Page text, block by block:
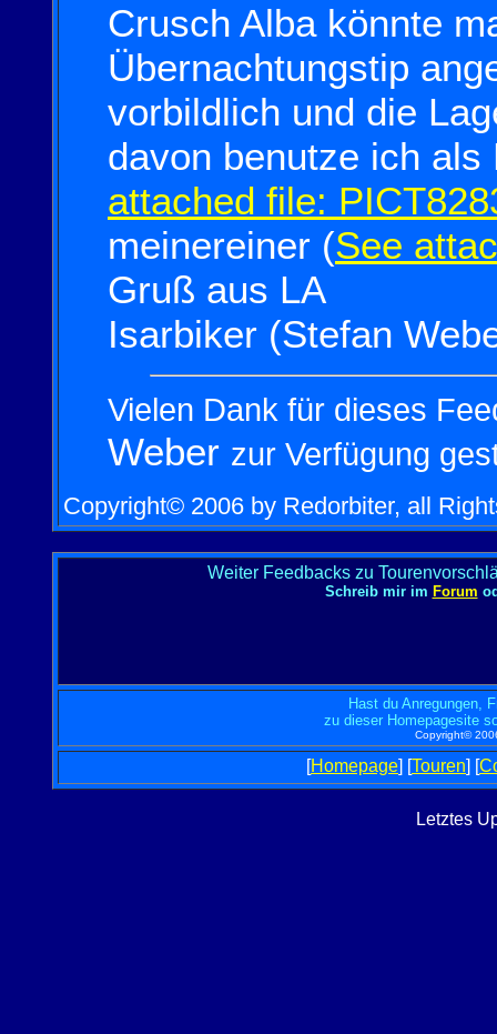
Crusch Alba könnte
Übernachtungstip
vorbildlich und die
davon benutze ich
attached file:
meinereiner (See
Gruß aus LA
Isarbiker (Stefan
Vielen Dank für dieses
Weber zur Verfügung
Copyright© 2006 by Redorbiter, all
Weiter Feedbacks zu
Schreib mir im Forum
Hast du Anregungen,
zu dieser Homepagesite
Copyright©
[Homepage] [Touren] [
Letztes